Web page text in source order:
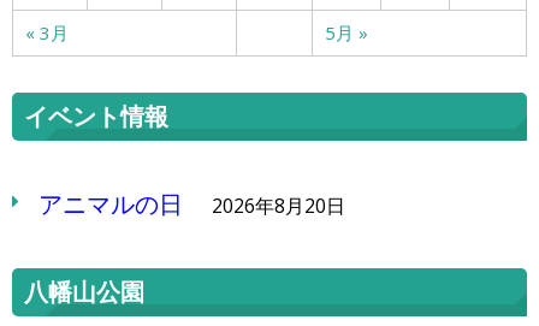
« 3月 5月 »
イベント情報
アニマルの日 2026年8月20日
八幡山公園